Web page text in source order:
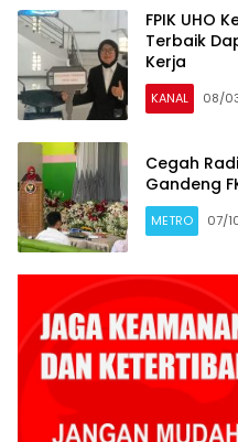
FPIK UHO
Terbaik
Kerja
KANAL 08/
Cegah
Gandeng
METRO 07/